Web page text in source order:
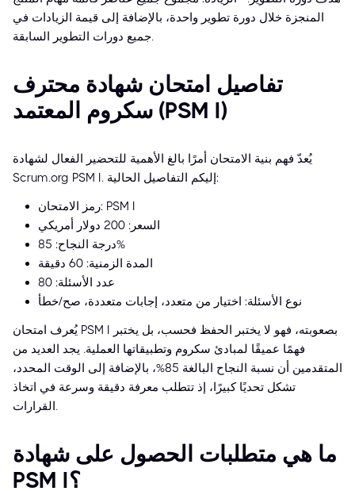
المنجزة خلال دورة تطوير واحدة، بالإضافة إلى قيمة الزيادات في
جميع دورات التطوير السابقة.
تفاصيل امتحان شهادة محترف
سكروم المعتمد (PSM I)
يُعدّ فهم بنية الامتحان أمرًا بالغ الأهمية للتحضير الفعال لشهادة
Scrum.org PSM I. إليكم التفاصيل الحالية:
رمز الامتحان: PSM I
السعر: 200 دولار أمريكي
درجة النجاح: 85%
المدة الزمنية: 60 دقيقة
عدد الأسئلة: 80
نوع الأسئلة: اختيار من متعدد، إجابات متعددة، صح/خطأ
يُعرف امتحان PSM I بصعوبته، فهو لا يختبر الحفظ فحسب، بل يختبر
فهمًا عميقًا لمبادئ سكروم وتطبيقاتها العملية. يجد العديد من
المتقدمين أن نسبة النجاح البالغة 85%، بالإضافة إلى الوقت المحدد،
تشكل تحديًا كبيرًا، إذ تتطلب معرفة دقيقة وسرعة في اتخاذ
القرارات.
ما هي متطلبات الحصول على شهادة
PSM I؟